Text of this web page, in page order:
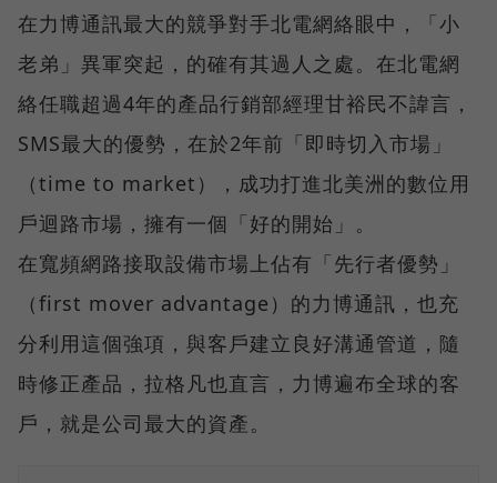
在力博通訊最大的競爭對手北電網絡眼中，「小
老弟」異軍突起，的確有其過人之處。在北電網
絡任職超過4年的產品行銷部經理甘裕民不諱言，
SMS最大的優勢，在於2年前「即時切入市場」
（time to market），成功打進北美洲的數位用
戶迴路市場，擁有一個「好的開始」。
在寬頻網路接取設備市場上佔有「先行者優勢」
（first mover advantage）的力博通訊，也充
分利用這個強項，與客戶建立良好溝通管道，隨
時修正產品，拉格凡也直言，力博遍布全球的客
戶，就是公司最大的資產。